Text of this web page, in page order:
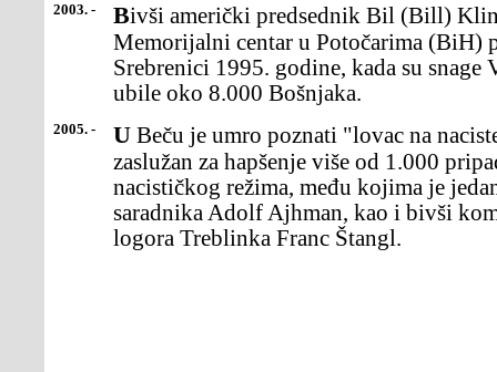
2003. - Bivši američki predsednik Bil (Bill) Klinton, zvaničnoje otvorio
Memorijalni centar u Potočarima (BiH)
Srebrenici 1995. godine, kada su snage
ubile oko 8.000 Bošnjaka.
2005. - U Beču je umro poznati "lovac na naciste" Simon Vizental koji je
zaslužan za hapšenje više od 1.000
nacističkog režima, među kojima je
saradnika Adolf Ajhman, kao i bivši
logora Treblinka Franc Štangl.